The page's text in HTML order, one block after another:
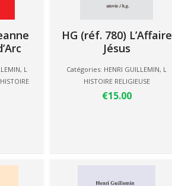
, L
HG (réf. 780) L’Affaire
Jésus
Catégories: HENRI GUILLEMIN, L
HISTOIRE RELIGIEUSE
€15.00